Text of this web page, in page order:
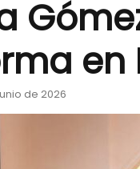
en
de 2026